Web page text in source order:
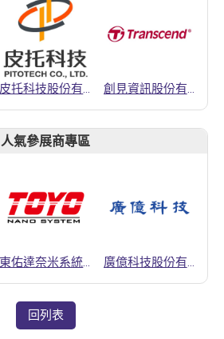
皮托科技股份有限公司 創見資訊股份有限公司
人氣參展商專區
東佑達奈米系統股份有限公司 廣億科技股份有限公司
回列表